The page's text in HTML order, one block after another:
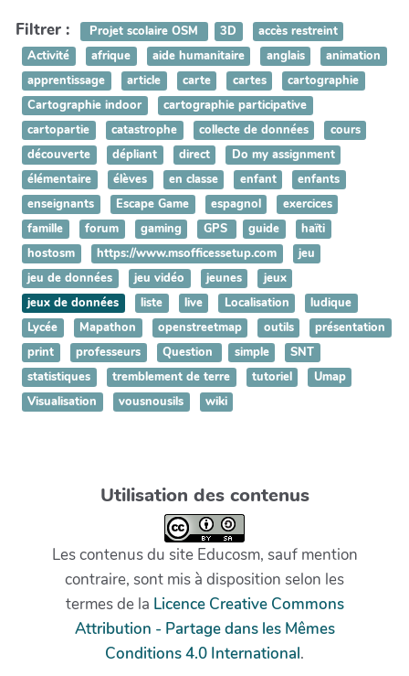
Filtrer : Projet scolaire OSM 3D
accès restreint
Activité
afrique aide humanitaire anglais
animation
apprentissage
article carte cartes
cartographie
Cartographie indoor
cartographie participative
cartopartie
catastrophe collecte de données
cours
découverte
dépliant direct
Do my assignment
élémentaire
élèves en classe enfant
enfants
enseignants
Escape Game espagnol
exercices
famille
forum gaming GPS guide
haïti
hostosm
https://www.msofficessetup.com
jeu
jeu de données
jeu vidéo jeunes
jeux
jeux de données
liste live Localisation
ludique
Lycée
Mapathon openstreetmap outils
présentation
print
professeurs Question simple
SNT
statistiques
tremblement de terre tutoriel
Umap
Visualisation
vousnousils wiki
Utilisation des contenus
Les contenus du site Educosm, sauf mention
contraire, sont mis à disposition selon les
termes de la Licence Creative Commons
Attribution - Partage dans les Mêmes
Conditions 4.0 International.